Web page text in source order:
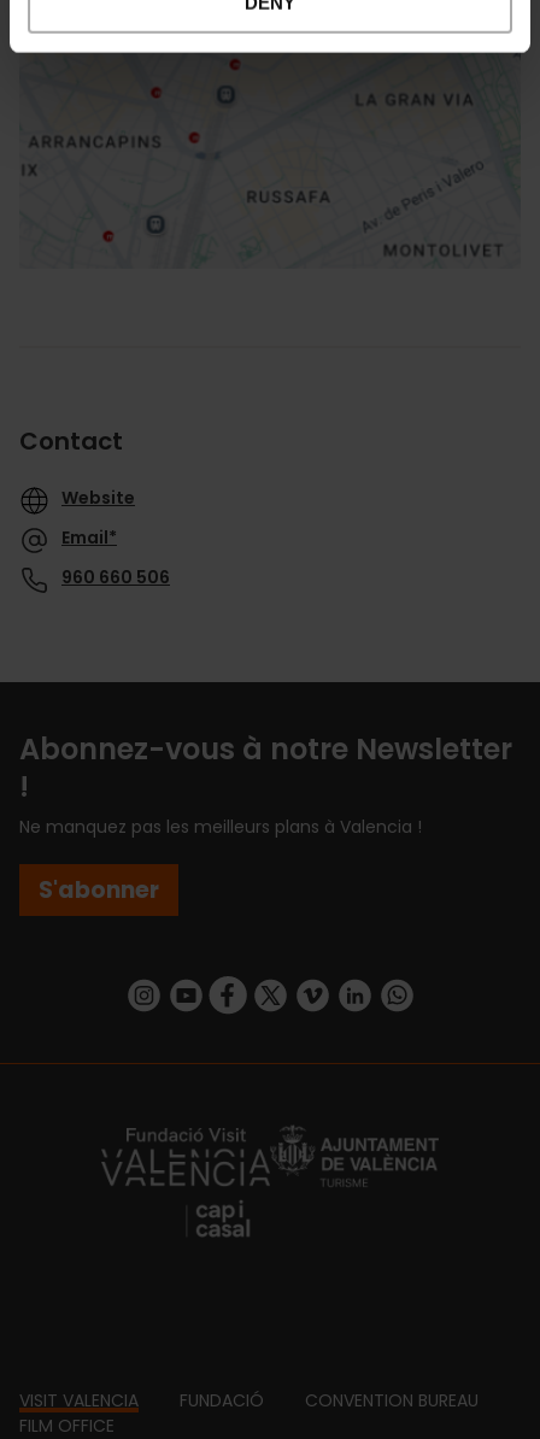
Directions
Contact
Website
Email*
960 660 506
Abonnez-vous à notre Newsletter
!
Ne manquez pas les meilleurs plans à Valencia !
S'abonner
https://www.instagram.com/visit_valencia/
https://www.youtube.com/user/
https://www.facebook.com/
https://twitter.com/
https://vimeo.com/
https://www.linkedin.com/company/turismo-valencia/https://api.whatsapp.com/send/
https://fundacion.visitvalencia.com/
Footer
VISIT VALENCIA FUNDACIÓ
CONVENTION BUREAU
FILM OFFICE